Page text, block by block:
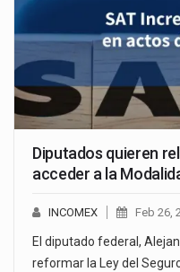
Diputados quieren
acceder a la
INCOMEX Feb 26,
El diputado federal,
reformar la Ley del